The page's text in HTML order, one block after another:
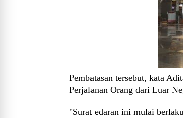
Pembatasan tersebut, kata
Perjalanan Orang dari Luar
"Surat edaran ini mulai